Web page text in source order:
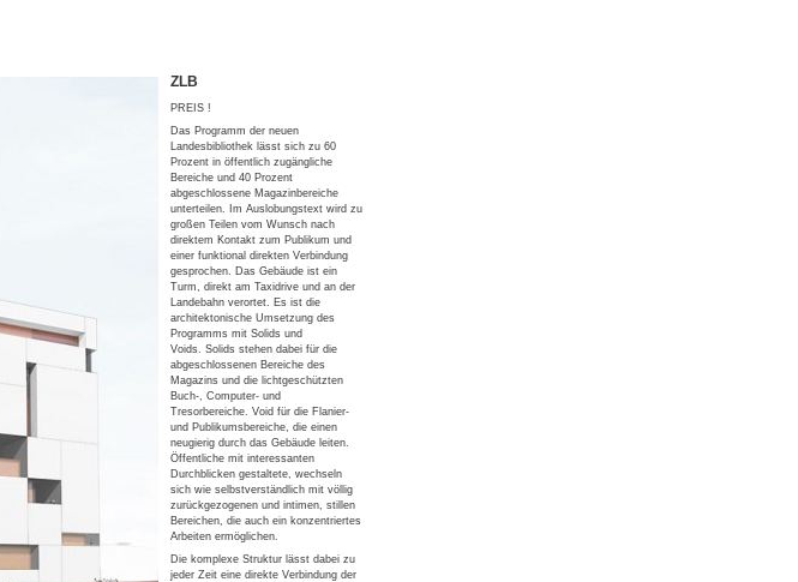
ZLB
PREIS !
Das Programm der neuen
Landesbibliothek lässt sich zu 60
Prozent in öffentlich zugängliche
Bereiche und 40 Prozent
abgeschlossene Magazinbereiche
unterteilen. Im Auslobungstext wird zu
großen Teilen vom Wunsch nach
direktem Kontakt zum Publikum und
einer funktional direkten Verbindung
gesprochen. Das Gebäude ist ein
Turm, direkt am Taxidrive und an der
Landebahn verortet. Es ist die
architektonische Umsetzung des
Programms mit Solids und
Voids. Solids stehen dabei für die
abgeschlossenen Bereiche des
Magazins und die lichtgeschützten
Buch-, Computer- und
Tresorbereiche. Void für die Flanier-
und Publikumsbereiche, die einen
neugierig durch das Gebäude leiten.
Öffentliche mit interessanten
Durchblicken gestaltete, wechseln
sich wie selbstverständlich mit völlig
zurückgezogenen und intimen, stillen
Bereichen, die auch ein konzentriertes
Arbeiten ermöglichen.
Die komplexe Struktur lässt dabei zu
jeder Zeit eine direkte Verbindung der